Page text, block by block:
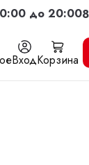
до 20:00
ВходКорзина